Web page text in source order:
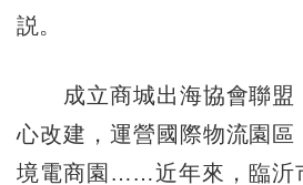
説。
成立商城出海協會聯盟
心改建，運營國際物流園區
境電商園……近年來，臨沂